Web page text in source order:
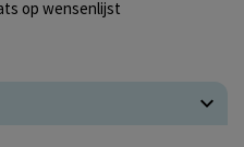
op wensenlijst